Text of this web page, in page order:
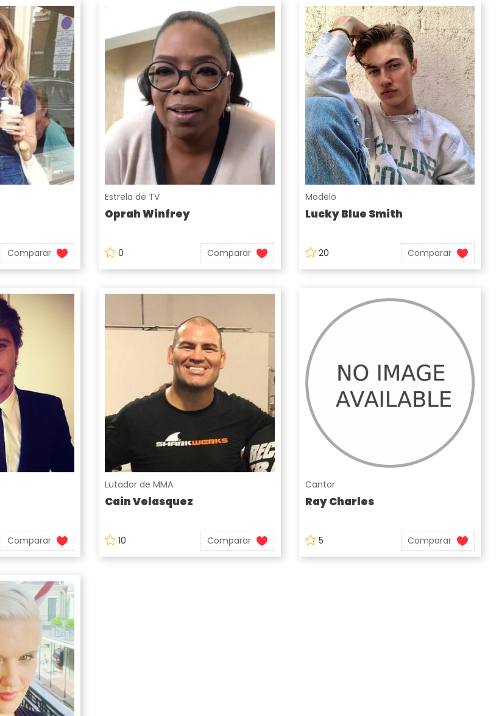
Comparar
Estrela de TV
Oprah Winfrey
0 Comparar
Modelo
Lucky Blue Smith
20 Comparar
Comparar
Lutador de MMA
Cain Velasquez
10 Comparar
Cantor
Ray Charles
5 Comparar